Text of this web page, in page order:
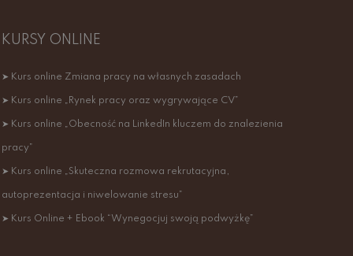
KURSY ONLINE
➤ Kurs online Zmiana pracy na własnych zasadach
➤ Kurs online „Rynek pracy oraz wygrywające CV”
➤ Kurs online „Obecność na LinkedIn kluczem do znalezienia
pracy”
➤ Kurs online „Skuteczna rozmowa rekrutacyjna,
autoprezentacja i niwelowanie stresu”
➤ Kurs Online + Ebook “Wynegocjuj swoją podwyżkę”